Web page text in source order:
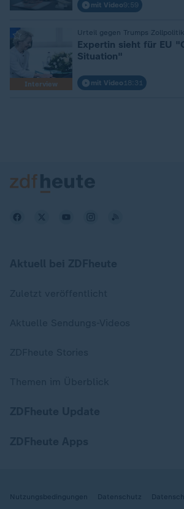
mit Video9:59
Interview
Urteil gegen Trumps Zollpolitik
:
Expertin sieht für EU
Situation"
mit Video 18:31
Nutzungsbedingungen Datenschutz